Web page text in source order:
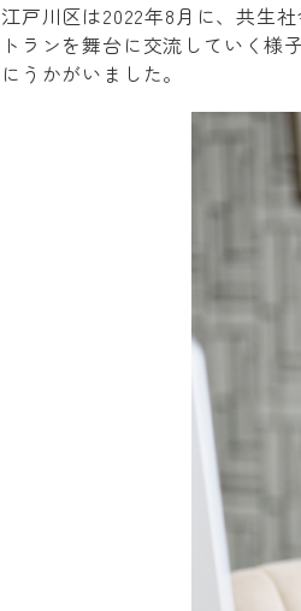
江戸川区は2022年8月に、共生
トランを舞台に交流していく
にうかがいました。